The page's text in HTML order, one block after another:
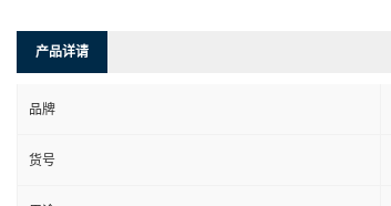
产品详请
品牌
货号